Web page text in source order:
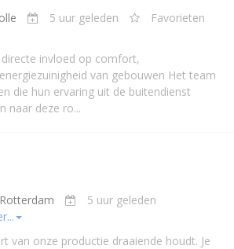
5 uur geleden
Favorieten
directe invloed op comfort,
van gebouwen Het team
die hun ervaring uit de buitendienst
naar deze ro...
Rotterdam
5 uur geleden
van onze productie draaiende houdt. Je